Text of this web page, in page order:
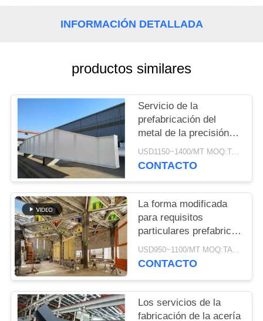
CONTACTA
NOSOTROS
NOTICIAS
CASOS
MAPA
DEL
SITIO
POLÍTICA
DE
PRIVACIDAD
INFORMACIÓN DETALLADA
productos similares
Servicio de la
prefabricación del
metal de la precisión
con la galvanización y
la pintura
USD1150~1400/MT MOQ:TA 50
CONTACTO
La forma modificada
para requisitos
particulares prefabricó
el servicio de acero de
la fuente de la
USD950~1100/MT MOQ:TA 50
CONTACTO
Los servicios de la
fabricación de la acería